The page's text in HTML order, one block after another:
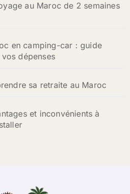
au Maroc de 2 semaines
en camping-car : guide
dépenses
sa retraite au Maroc
et inconvénients à